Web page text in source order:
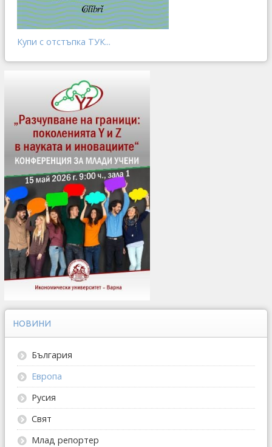
Купи с отстъпка ТУК...
НОВИНИ
България
Европа
Русия
Свят
Млад репортер